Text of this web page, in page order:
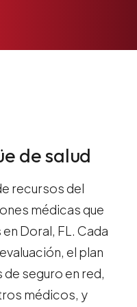
de salud
recursos del
médicas que
Doral, FL. Cada
el plan
seguro en red,
médicos, y